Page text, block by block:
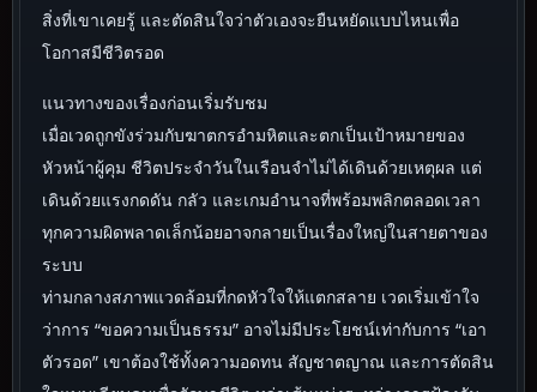
สิ่งที่เขาเคยรู้ และตัดสินใจว่าตัวเองจะยืนหยัดแบบไหนเพื่อ
โอกาสมีชีวิตรอด
แนวทางของเรื่องก่อนเริ่มรับชม
เมื่อเวดถูกขังร่วมกับฆาตกรอำมหิตและตกเป็นเป้าหมายของ
หัวหน้าผู้คุม ชีวิตประจำวันในเรือนจำไม่ได้เดินด้วยเหตุผล แต่
เดินด้วยแรงกดดัน กลัว และเกมอำนาจที่พร้อมพลิกตลอดเวลา
ทุกความผิดพลาดเล็กน้อยอาจกลายเป็นเรื่องใหญ่ในสายตาของ
ระบบ
ท่ามกลางสภาพแวดล้อมที่กดหัวใจให้แตกสลาย เวดเริ่มเข้าใจ
ว่าการ “ขอความเป็นธรรม” อาจไม่มีประโยชน์เท่ากับการ “เอา
ตัวรอด” เขาต้องใช้ทั้งความอดทน สัญชาตญาณ และการตัดสิน